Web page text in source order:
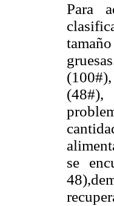
Para
(48#),
se